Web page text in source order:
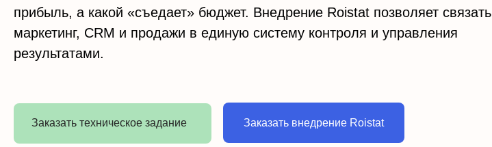
прибыль, а какой «съедает» бюджет. Внедрение Roistat позволяет связать
маркетинг, CRM и продажи в единую систему контроля и управления
результатами.
Заказать техническое задание Заказать внедрение Roistat